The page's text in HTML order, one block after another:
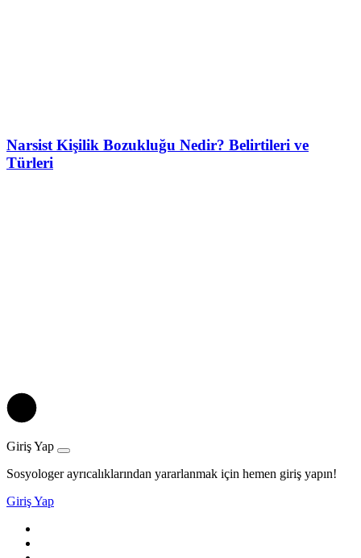
Narsist Kişilik Bozukluğu Nedir? Belirtileri ve
Türleri
Giriş Yap
Sosyologer ayrıcalıklarından yararlanmak için hemen giriş yapın!
Giriş Yap